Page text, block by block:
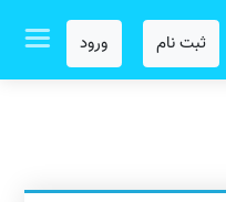
ثبت نام ورود